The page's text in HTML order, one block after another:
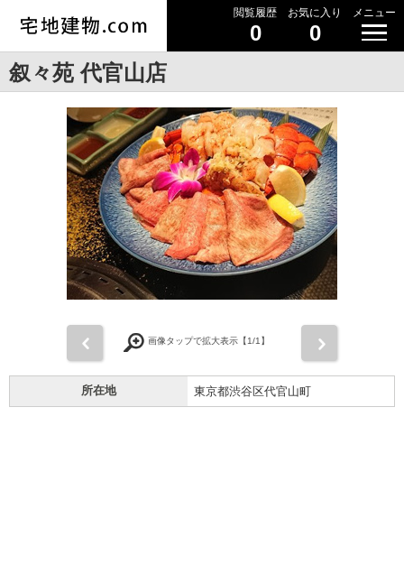
閲覧履歴
0
お気に入り
0
メニュー
叙々苑 代官山店
画像タップで拡大表示【1/1】
所在地 東京都渋谷区代官山町